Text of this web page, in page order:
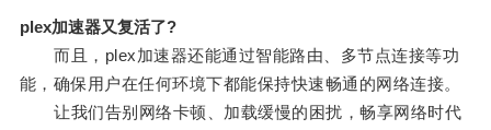
plex加速器又复活了?
而且，plex加速器还能通过智能路由、多节点连接等功
能，确保用户在任何环境下都能保持快速畅通的网络连接。
让我们告别网络卡顿、加载缓慢的困扰，畅享网络时代